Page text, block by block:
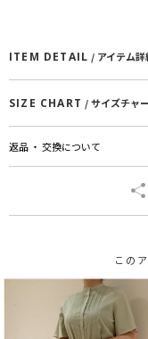
ITEM DETAIL / アイテム詳
SIZE CHART / サイズチャ
返品 ・ 交換について
この